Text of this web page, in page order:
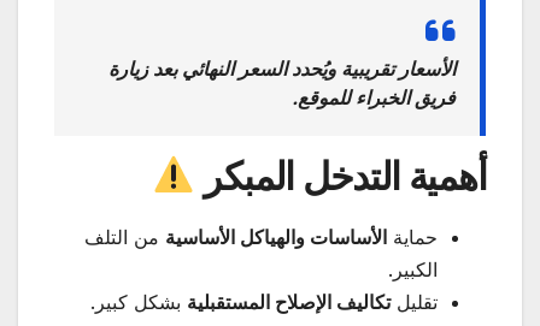
الأسعار تقريبية ويُحدد السعر النهائي بعد زيارة
فريق الخبراء للموقع.
أهمية التدخل المبكر
حماية الأساسات والهياكل الأساسية من التلف
الكبير.
تقليلتكاليف الإصلاح المستقبلية بشكل كبير.